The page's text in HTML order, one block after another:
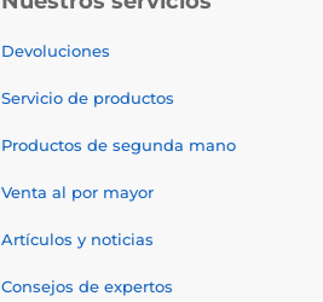
Devoluciones
Servicio de productos
Productos de segunda mano
Venta al por mayor
Artículos y noticias
Consejos de expertos